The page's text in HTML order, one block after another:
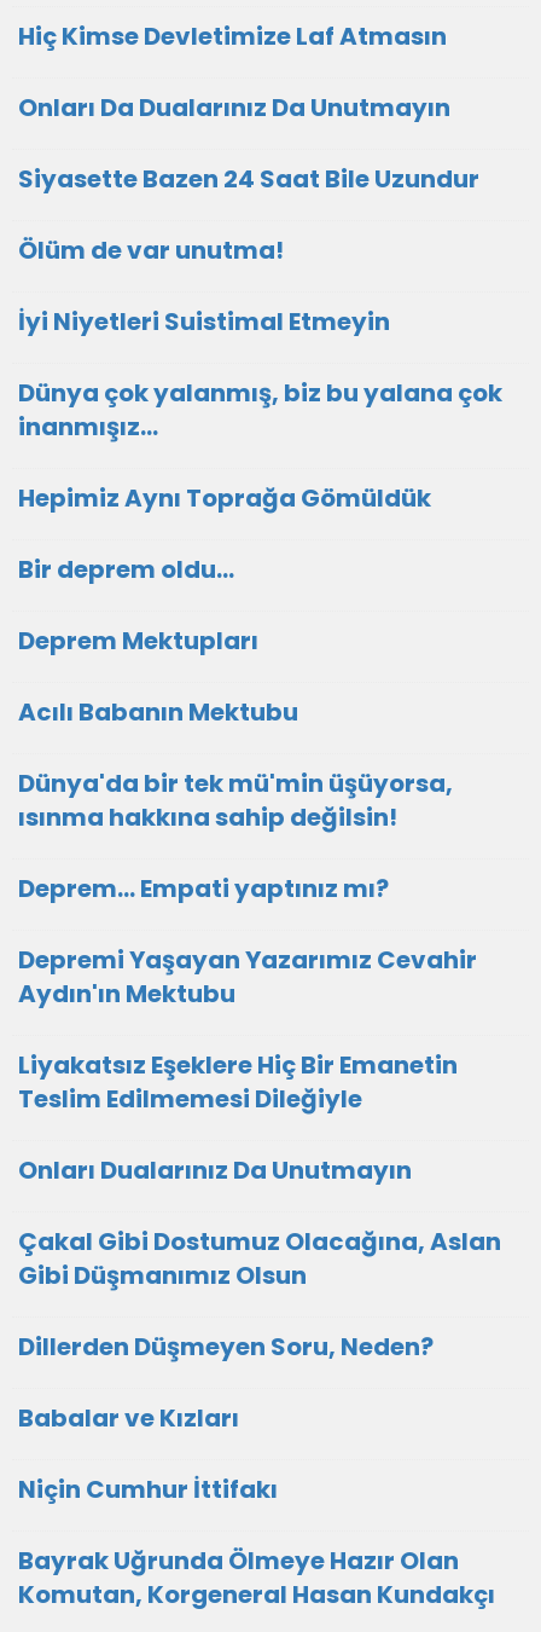
Hiç Kimse Devletimize Laf Atmasın
Onları Da Dualarınız Da Unutmayın
Siyasette Bazen 24 Saat Bile Uzundur
Ölüm de var unutma!
İyi Niyetleri Suistimal Etmeyin
Dünya çok yalanmış, biz bu yalana çok
inanmışız...
Hepimiz Aynı Toprağa Gömüldük
Bir deprem oldu...
Deprem Mektupları
Acılı Babanın Mektubu
Dünya'da bir tek mü'min üşüyorsa,
ısınma hakkına sahip değilsin!
Deprem... Empati yaptınız mı?
Depremi Yaşayan Yazarımız Cevahir
Aydın'ın Mektubu
Liyakatsız Eşeklere Hiç Bir Emanetin
Teslim Edilmemesi Dileğiyle
Onları Dualarınız Da Unutmayın
Çakal Gibi Dostumuz Olacağına, Aslan
Gibi Düşmanımız Olsun
Dillerden Düşmeyen Soru, Neden?
Babalar ve Kızları
Niçin Cumhur İttifakı
Bayrak Uğrunda Ölmeye Hazır Olan
Komutan, Korgeneral Hasan Kundakçı